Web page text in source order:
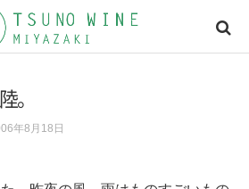
ンラインショッピング
。
年8月18日